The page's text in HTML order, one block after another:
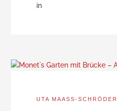
in
UTA MAASS-SCHRÖDER